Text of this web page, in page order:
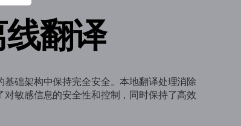
翻译
础架构中保持完全安全。本地翻译处理消除
敏感信息的安全性和控制，同时保持了高效